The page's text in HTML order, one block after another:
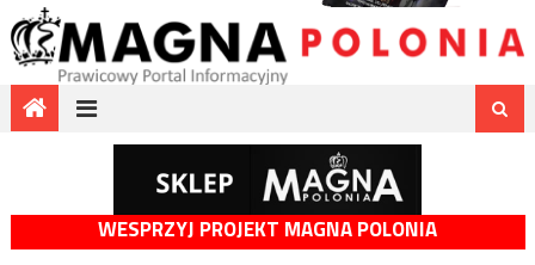
WESPRZYJ PROJEKT MAGNA POLONIA